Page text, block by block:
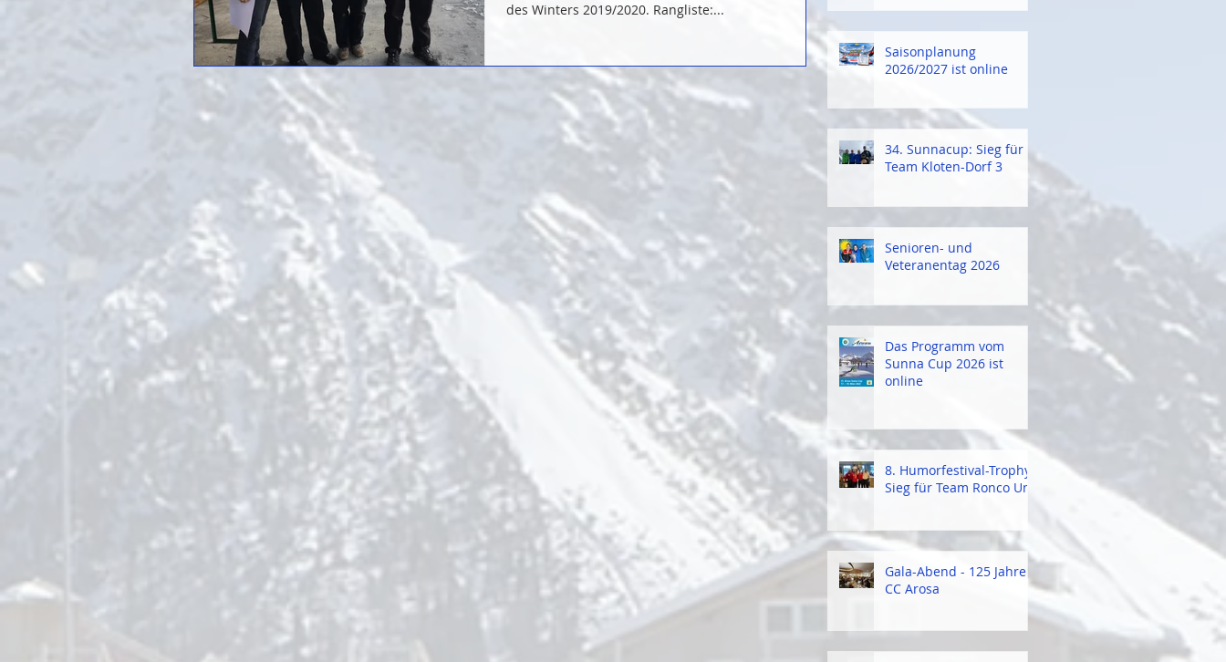
des Winters 2019/2020. Rangliste:...
Saisonplanung
2026/2027 ist online
34. Sunnacup: Sieg für
Team Kloten-Dorf 3
Senioren- und
Veteranentag 2026
Das Programm vom
Sunna Cup 2026 ist
online
8. Humorfestival-Trophy:
Sieg für Team Ronco Uno
Gala-Abend - 125 Jahre
CC Arosa